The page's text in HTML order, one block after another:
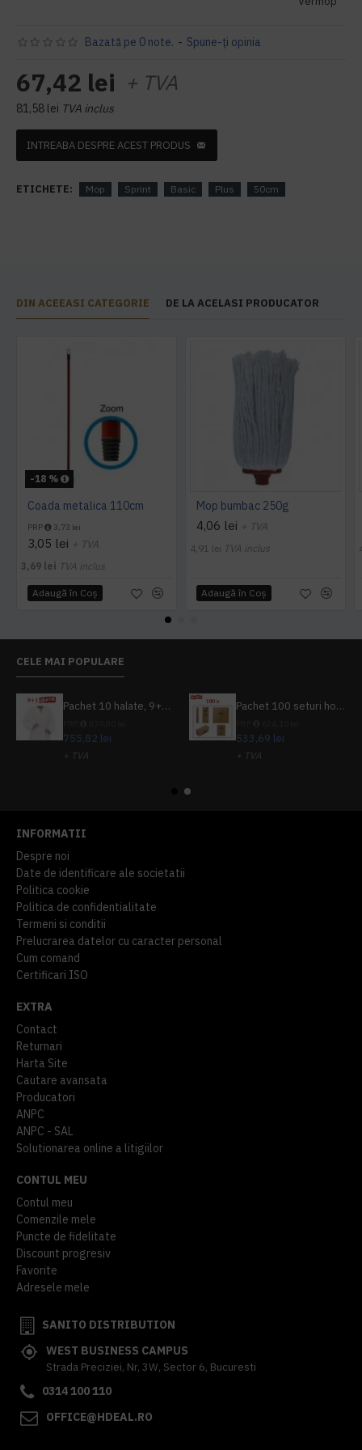
Bazată pe 0 note. - Spune-ţi opinia
67,42 lei + TVA
81,58 lei TVA inclus
INTREABA DESPRE ACEST PRODUS
ETICHETE: Mop Sprint Basic Plus 50cm
DIN ACEEASI CATEGORIE DE LA ACELASI PRODUCATOR
-18 %
Coada metalica 110cm
PRP 3,73 lei
3,05 lei + TVA
3,69 lei TVA inclus
Adaugă în Coş
Mop bumbac 250g
4,06 lei + TVA
4,91 lei TVA inclus
Adaugă în Coş
CELE MAI POPULARE
Pachet 10 halate, 9+1 gratuit
755,82 lei
+ TVA
Pachet 100 seturi hoteliere, set dentar, set barbierit, casca de dus, pila unghii, set cusut
533,69 lei
+ TVA
INFORMATII
Despre noi
Date de identificare ale societatii
Politica cookie
Politica de confidentialitate
Termeni si conditii
Prelucrarea datelor cu caracter personal
Cum comand
Certificari ISO
EXTRA
Contact
Returnari
Harta Site
Cautare avansata
Producatori
ANPC
ANPC - SAL
Solutionarea online a litigiilor
CONTUL MEU
Contul meu
Comenzile mele
Puncte de fidelitate
Discount progresiv
Favorite
Adresele mele
SANITO DISTRIBUTION
WEST BUSINESS CAMPUS
Strada Preciziei, Nr, 3W, Sector 6, Bucuresti
0314 100 110
OFFICE@HDEAL.RO